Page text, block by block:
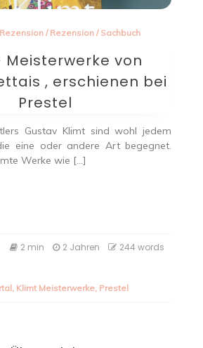
Rezension/ Rezension/ Sachbuch
Meisterwerke von
, erschienen bei
Prestel
Gustav Klimt sind wohl jedem
eine oder andere Art begegnet.
Werke wie […]
2 min 2 Jahren
244 words
, Klimt Meisterwerke, Prestel